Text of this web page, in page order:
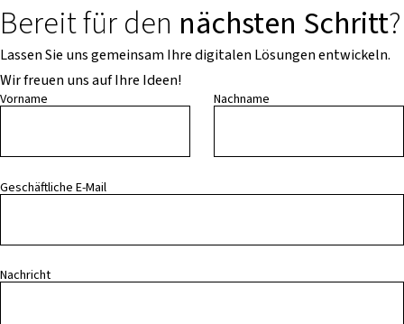
Bereit für den nächsten Schritt?
Lassen Sie uns gemeinsam Ihre digitalen Lösungen entwickeln.
Wir freuen uns auf Ihre Ideen!
Vorname Nachname
Geschäftliche E-Mail
Nachricht